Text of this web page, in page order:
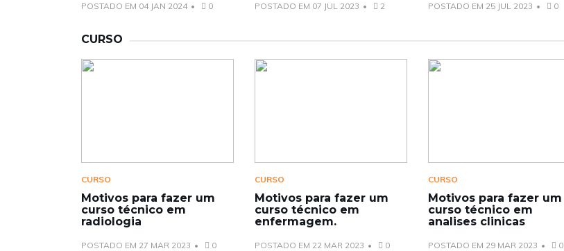
POSTADO EM 04 JAN 2024 0 POSTADO EM 07 JUL 2023 2 POSTADO EM 25 JUL 2023 0
CURSO
CURSO
Motivos para fazer um
curso técnico em
radiologia
POSTADO EM 27 MAR 2023 0
CURSO
Motivos para fazer um
curso técnico em
enfermagem.
POSTADO EM 22 MAR 2023 0
CURSO
Motivos para fazer um
curso técnico em
analises clinicas
POSTADO EM 29 MAR 2023 0